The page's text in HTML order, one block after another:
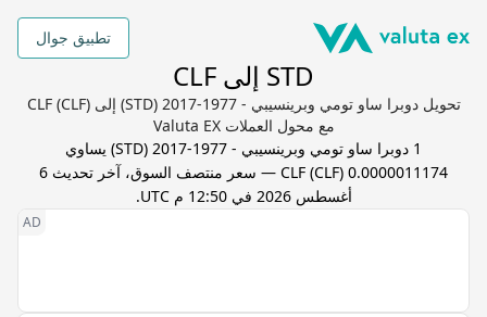
تطبيق جوال
STD إلى CLF
تحويل دوبرا ساو تومي وبرينسيبي - 1977-2017 (STD) إلى CLF (CLF)
مع محول العملات Valuta EX
1 دوبرا ساو تومي وبرينسيبي - 1977-2017 (
STD) يساوي
0.0000011174
CLF (CLF) — سعر منتصف السوق، آخر تحديث
6
أغسطس 2026 في 12:50 م UTC
.